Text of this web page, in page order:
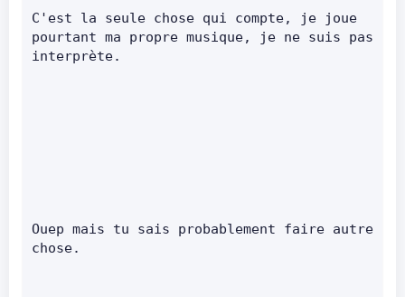
C'est la seule chose qui compte, je joue
pourtant ma propre musique, je ne suis pas
interprète.
Ouep mais tu sais probablement faire autre
chose.